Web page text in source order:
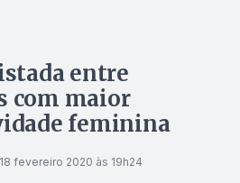
entre
com maior
feminina
18 fevereiro 2020 às 19h24